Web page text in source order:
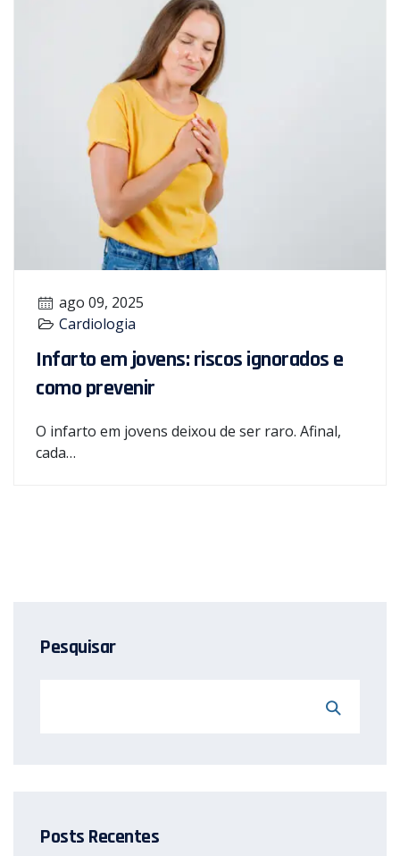
ago 09, 2025
Cardiologia
Infarto em jovens: riscos ignorados e
como prevenir
O infarto em jovens deixou de ser raro. Afinal,
cada…
Pesquisar
Posts Recentes